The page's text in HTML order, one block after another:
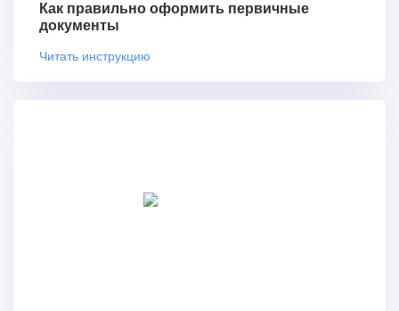
Как правильно оформить первичные
документы
Читать инструкцию